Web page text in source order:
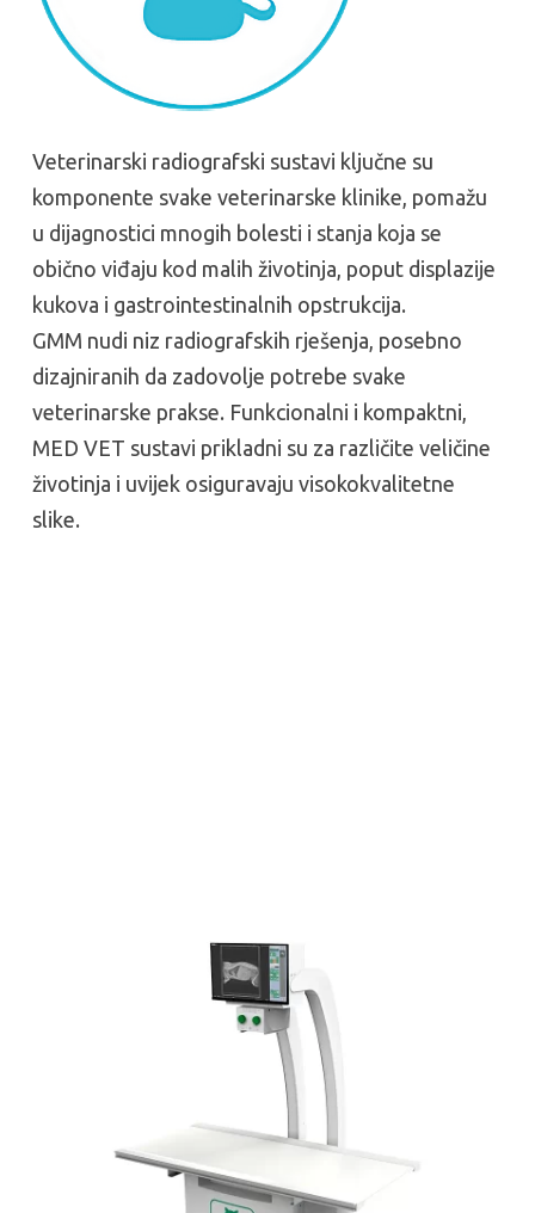
Veterinarski radiografski sustavi ključne su
komponente svake veterinarske klinike, pomažu
u dijagnostici mnogih bolesti i stanja koja se
obično viđaju kod malih životinja, poput displazije
kukova i gastrointestinalnih opstrukcija.
GMM nudi niz radiografskih rješenja, posebno
dizajniranih da zadovolje potrebe svake
veterinarske prakse. Funkcionalni i kompaktni,
MED VET sustavi prikladni su za različite veličine
životinja i uvijek osiguravaju visokokvalitetne
slike.